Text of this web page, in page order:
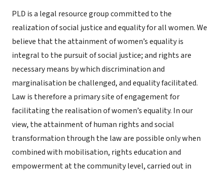
PLD is a legal resource group committed to the
realization of social justice and equality for all women. We
believe that the attainment of women’s equality is
integral to the pursuit of social justice; and rights are
necessary means by which discrimination and
marginalisation be challenged, and equality facilitated.
Law is therefore a primary site of engagement for
facilitating the realisation of women’s equality. In our
view, the attainment of human rights and social
transformation through the law are possible only when
combined with mobilisation, rights education and
empowerment at the community level, carried out in